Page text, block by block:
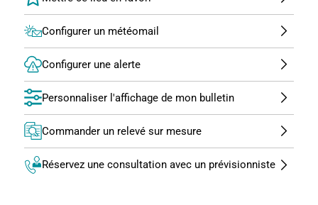
Configurer un météomail
Configurer une alerte
Personnaliser l'affichage de mon bulletin
Commander un relevé sur mesure
Réservez une consultation avec un prévisionniste